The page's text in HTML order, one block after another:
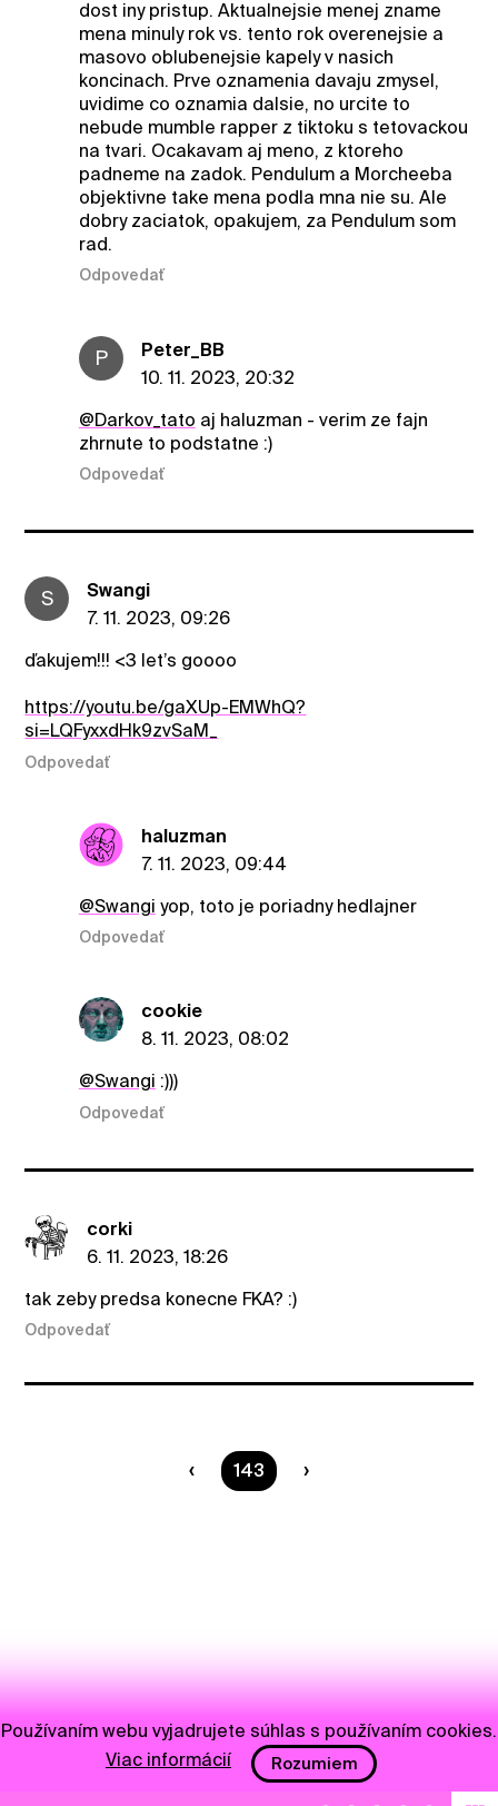
dost iny pristup. Aktualnejsie menej zname
mena minuly rok vs. tento rok overenejsie a
masovo oblubenejsie kapely v nasich
koncinach. Prve oznamenia davaju zmysel,
uvidime co oznamia dalsie, no urcite to
nebude mumble rapper z tiktoku s tetovackou
na tvari. Ocakavam aj meno, z ktoreho
padneme na zadok. Pendulum a Morcheeba
objektivne take mena podla mna nie su. Ale
dobry zaciatok, opakujem, za Pendulum som
rad.
Odpovedať
P
Peter_BB
10. 11. 2023, 20:32
@Darkov_tato aj haluzman - verim ze fajn
zhrnute to podstatne :)
Odpovedať
S
Swangi
7. 11. 2023, 09:26
ďakujem!!! <3 let’s goooo
https://youtu.be/gaXUp-EMWhQ?
si=LQFyxxdHk9zvSaM_
Odpovedať
haluzman
7. 11. 2023, 09:44
@Swangi yop, toto je poriadny hedlajner
Odpovedať
cookie
8. 11. 2023, 08:02
@Swangi :)))
Odpovedať
corki
6. 11. 2023, 18:26
tak zeby predsa konecne FKA? :)
Odpovedať
Ste na strane
143
Používaním webu vyjadrujete súhlas s používaním cookies.
Viac informácií
Rozumiem